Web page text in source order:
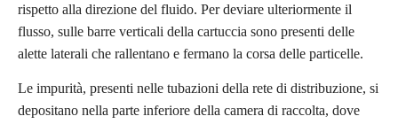
rispetto alla direzione del fluido. Per deviare ulteriormente il
flusso, sulle barre verticali della cartuccia sono presenti delle
alette laterali che rallentano e fermano la corsa delle particelle.
Le impurità, presenti nelle tubazioni della rete di distribuzione, si
depositano nella parte inferiore della camera di raccolta, dove